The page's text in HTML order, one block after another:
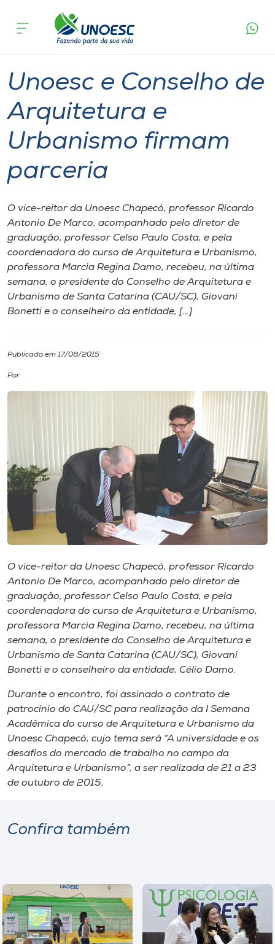
Cursos
Pesquisa
Atendimento ao Estudante
Portal de Ensino
A
Internacionalização
I.nova
Cultura
Biblioteca
Editora
Rádio
Unoesc
Store
Selecione
acontece
Unoesc e Conselho de
Arquitetura e
Urbanismo firmam
parceria
O vice-reitor da Unoesc Chapecó, professor Ricardo
Antonio De Marco, acompanhado pelo diretor de
graduação, professor Celso Paulo Costa, e pela
coordenadora do curso de Arquitetura e Urbanismo,
professora Marcia Regina Damo, recebeu, na última
semana, o presidente do Conselho de Arquitetura e
Urbanismo de Santa Catarina (CAU/SC), Giovani
Bonetti e o conselheiro da entidade, […]
Publicado em 17/08/2015
Por
O vice-reitor da Unoesc Chapecó, professor Ricardo
Antonio De Marco, acompanhado pelo diretor de
graduação, professor Celso Paulo Costa, e pela
coordenadora do curso de Arquitetura e Urbanismo,
professora Marcia Regina Damo, recebeu, na última
semana, o presidente do Conselho de Arquitetura e
Urbanismo de Santa Catarina (CAU/SC), Giovani
Bonetti e o conselheiro da entidade, Célio Damo.
Durante o encontro, foi assinado o contrato de
patrocínio do CAU/SC para realização da I Semana
Acadêmica do curso de Arquitetura e Urbanismo da
Unoesc Chapecó, cujo tema será “A universidade e os
desafios do mercado de trabalho no campo da
Arquitetura e Urbanismo”, a ser realizada de 21 a 23
de outubro de 2015.
Confira também